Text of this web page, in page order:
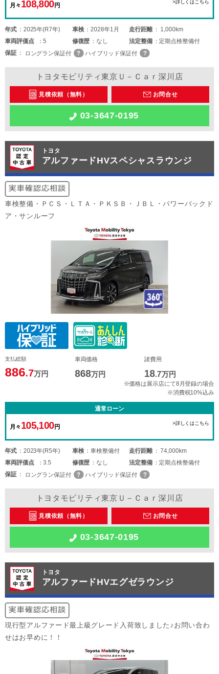
月々 108,800円
>詳しくはこちら
年式 2025年(R7年) 車検 2028年1月 走行距離
1,000km
車両評価点 5 修復歴 なし 法定整備
定期点検整備付
保証
ロングラン保証付 ハイブリッド保証付
トヨタモビリティ東京Ｕ－Ｃａｒ深川店
見積依頼（無料） お問合せ
03-3647-0195
トヨタ
アルファードHVスペシャスラウンジ
車検整備・ＰＣＳ・ＬＴＡ・ＰＫＳＢ・ＪＢＬ・パワーバックド
ア・サンルーフ
支払総額
886.7万円
車両価格
868万円
諸費用
18.7万円
※価格は展示店にて8月登録の場合
※消費税10%込み
通常ローン
月々 105,100円
>詳しくはこちら
年式 2023年(R5年) 車検 車検整備付 走行距離
74,000km
車両評価点 3.5 修復歴 なし 法定整備
定期点検整備付
保証
ロングラン保証付 ハイブリッド保証付
トヨタモビリティ東京Ｕ－Ｃａｒ深川店
見積依頼（無料） お問合せ
03-3647-0195
トヨタ
アルファードHVエグゼラウンジ
現行型アルファード最上級グレード入荷致しました♪お問い合わ
せはお早めに！！